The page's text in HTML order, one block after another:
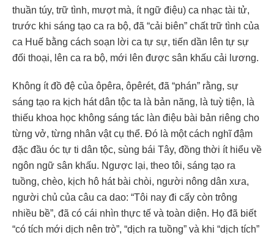
thuần túy, trữ tình, mượt mà, ít ngữ điệu) ca nhạc tài tử,
trước khi sáng tạo ca ra bộ, đã “cải biên” chất trữ tình của
ca Huế bằng cách soạn lời ca tự sự, tiến dần lên tự sự
đối thoại, lên ca ra bộ, mới lên được sân khấu cải lương.
Không ít đồ đệ của ôpêra, ôpêrét, đã “phán” rằng, sự
sáng tạo ra kịch hát dân tộc ta là bản năng, là tuỳ tiện, là
thiếu khoa học không sáng tác làn điệu bài bản riêng cho
từng vở, từng nhân vật cụ thể. Đó là một cách nghĩ đậm
đặc đầu óc tự ti dân tộc, sùng bái Tây, đồng thời ít hiểu về
ngôn ngữ sân khấu. Ngược lại, theo tôi, sáng tạo ra
tuồng, chèo, kịch hô hát bài chòi, người nông dân xưa,
người chủ của câu ca dao: “Tôi nay đi cấy còn trông
nhiều bề”, đã có cái nhìn thực tế và toàn diện. Họ đã biết
“có tích mới dịch nên trò”, “dịch ra tuồng” và khi “dịch tích”